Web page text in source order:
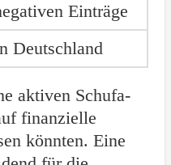
Einträge
Deutschland
aktiven Schufa-
finanzielle
könnten. Eine